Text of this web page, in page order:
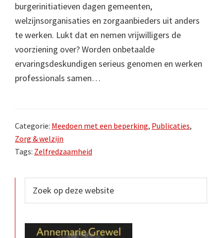
burgerinitiatieven dagen gemeenten,
welzijnsorganisaties en zorgaanbieders uit anders
te werken. Lukt dat en nemen vrijwilligers de
voorziening over? Worden onbetaalde
ervaringsdeskundigen serieus genomen en werken
professionals samen…
Categorie: Meedoen met een beperking, Publicaties,
Zorg & welzijn
Tags: Zelfredzaamheid
Primaire
Sidebar
op